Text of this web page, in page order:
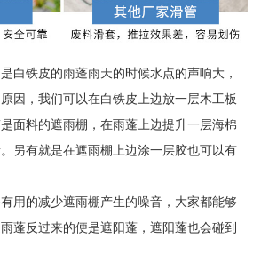
白铁皮的雨蓬雨天的时候水点的声响大，
因，我们可以在白铁皮上边放一层木工板
面料的遮雨棚，在雨蓬上边提升一层海棉
另有就是在遮雨棚上边涂一层胶也可以有
用的减少遮雨棚产生的噪音，大家都能够
蓬反过来的便是遮阳蓬，遮阳蓬也会碰到